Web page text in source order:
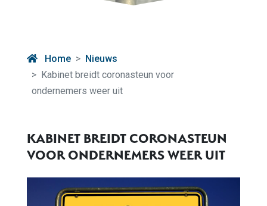
Home
Nieuws
Kabinet breidt coronasteun voor
ondernemers weer uit
KABINET BREIDT CORONASTEUN
VOOR ONDERNEMERS WEER UIT